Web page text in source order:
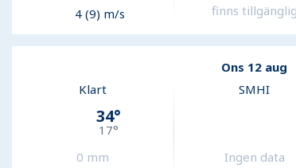
4 (9) m/s
finns tillgänglig
Ons 12 aug
Klart
34°
17°
0 mm
SMHI
Ingen data